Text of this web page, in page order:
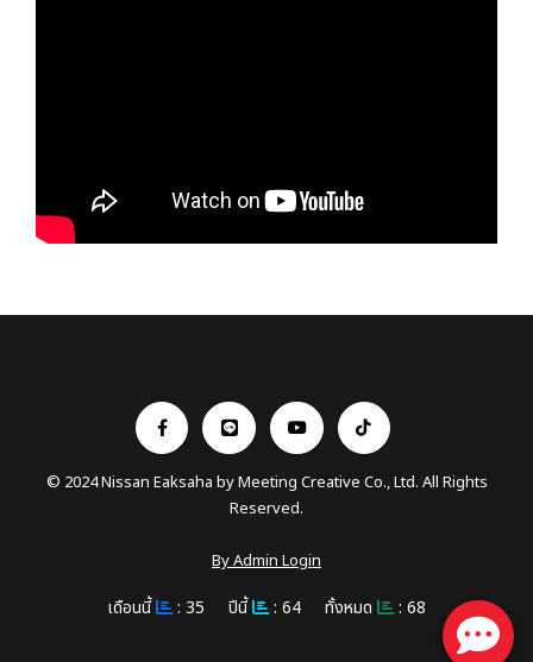
© 2024 Nissan Eaksaha byMeeting Creative Co., Ltd. All Rights
Reserved.
By Admin Login
เดือนนี้ : 35 ปีนี้ : 64 ทั้งหมด : 68